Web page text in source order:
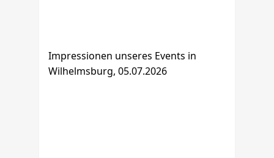
Impressionen unseres Events in
Wilhelmsburg, 05.07.2026